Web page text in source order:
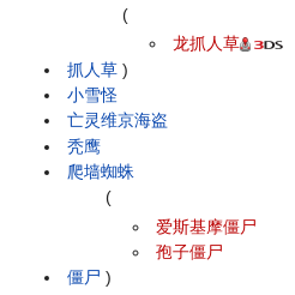
抓人草
(
龙抓人草
)
小雪怪
亡灵维京海盗
秃鹰
爬墙蜘蛛
僵尸
(
爱斯基摩僵尸
孢子僵尸
)